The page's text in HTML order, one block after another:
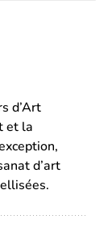
un
onglet)onglet)
d’Art
et la
d’art